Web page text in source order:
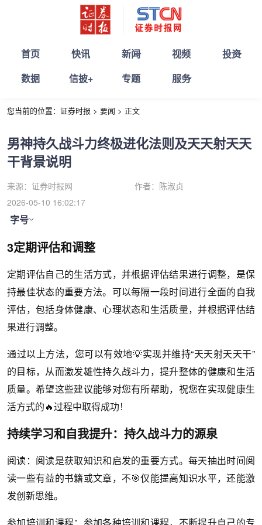
首页 快讯 新闻 视频
投资
数据
信披+ 专题 服务
您当前的位置： 证券时报 > 要闻 > 正文
男神持久战斗力终极进化法则及天天射天天
干背景说明
来源： 证券时报网 作者： 陈淑贞
2026-05-10 16:02:17
字号
3定期评估和调整
定期评估自己的生活方式，并根据评估结果进行调整，是保
持最佳状态的重要方法。可以每隔一段时间进行全面的自我
评估，包括身体健康、心理状态和生活质量，并根据评估结
果进行调整。
通过以上方法，您可以有效地💡实现并维持“天天射天天干”
的目标，从而激发雄性持久战斗力，提升整体的健康和生活
质量。希望这些建议能够对您有所帮助，祝您在实现健康生
活方式的🔥过程中取得成功！
持续学习和自我提升：持久战斗力的源泉
阅读：阅读是获取知识和启发的重要方式。每天抽出时间阅
读一些有益的书籍或文章，不🎯仅能提高知识水平，还能激
发创新思维。
参加培训和课程：参加各种培训和课程，不断提升自己的专